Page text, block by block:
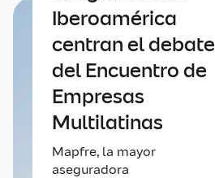
Iberoamérica
centran el debate
del Encuentro de
Empresas
Multilatinas
Mapfre, la mayor
aseguradora